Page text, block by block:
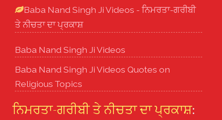
Baba Nand Singh Ji Videos - ਨਿਮਰਤਾ-ਗਰੀਬੀ
ਤੇ ਨੀਚਤਾ ਦਾ ਪ੍ਰਕਾਸ਼
Baba Nand Singh Ji Videos
Baba Nand Singh Ji Videos Quotes on
Religious Topics
ਨਿਮਰਤਾ-ਗਰੀਬੀ ਤੇ ਨੀਚਤਾ ਦਾ ਪ੍ਰਕਾਸ਼: